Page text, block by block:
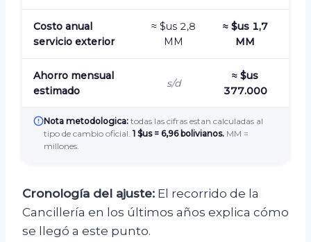
Costo anual
servicio exterior
≈ $us 2,8
MM
≈ $us 1,7
MM
Ahorro mensual
estimado
s/d
≈ $us
377.000
Nota metodologica: todas las cifras estan calculadas al
tipo de cambio oficial. 1 $us = 6,96 bolivianos. MM =
millones.
Cronología del ajuste: El recorrido de la
Cancillería en los últimos años explica cómo
se llegó a este punto.